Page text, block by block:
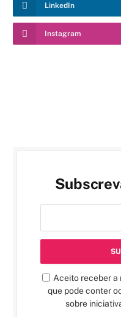
LinkedIn
Instagram
Aceito receber a
que pode conter
sobre